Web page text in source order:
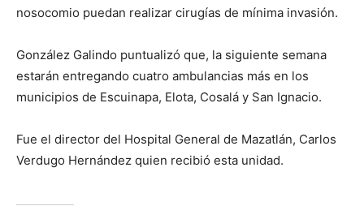
nosocomio puedan realizar cirugías de mínima invasión.
González Galindo puntualizó que, la siguiente semana
estarán entregando cuatro ambulancias más en los
municipios de Escuinapa, Elota, Cosalá y San Ignacio.
Fue el director del Hospital General de Mazatlán, Carlos
Verdugo Hernández quien recibió esta unidad.